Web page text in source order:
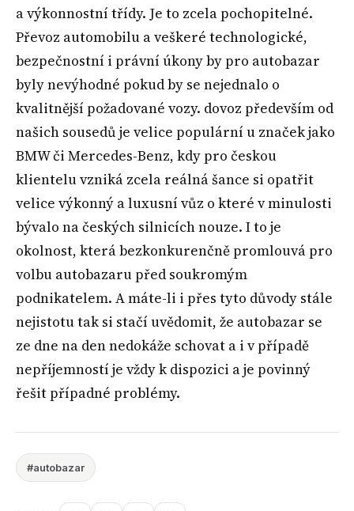
a výkonnostní třídy. Je to zcela pochopitelné.
Převoz automobilu a veškeré technologické,
bezpečnostní i právní úkony by pro autobazar
byly nevýhodné pokud by se nejednalo o
kvalitnější požadované vozy. dovoz především od
našich sousedů je velice populární u značek jako
BMW či Mercedes-Benz, kdy pro českou
klientelu vzniká zcela reálná šance si opatřit
velice výkonný a luxusní vůz o které v minulosti
bývalo na českých silnicích nouze. I to je
okolnost, která bezkonkurenčně promlouvá pro
volbu autobazaru před soukromým
podnikatelem. A máte-li i přes tyto důvody stále
nejistotu tak si stačí uvědomit, že autobazar se
ze dne na den nedokáže schovat a i v případě
nepříjemností je vždy k dispozici a je povinný
řešit případné problémy.
#autobazar